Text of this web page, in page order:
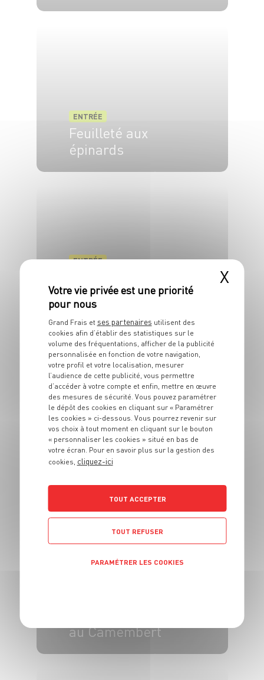
ENTRÉE
Feuilleté aux
épinards
ENTRÉE
mozzarella et aux
légumes d'été
6 pers. 20 min 20 min
ENTRÉE
Tartare d'huître
gingembre mangue
et passion
20 min
au Camembert
X
Grand Frais et ses partenaires utilisent des
cookies afin d’établir des statistiques sur le
volume des fréquentations, afficher de la publicité
personnalisée en fonction de votre navigation,
votre profil et votre localisation, mesurer
l’audience de cette publicité, vous permettre
d’accéder à votre compte et enfin, mettre en œuvre
des mesures de sécurité. Vous pouvez paramétrer
le dépôt des cookies en cliquant sur « Paramétrer
les cookies » ci-dessous. Vous pourrez revenir sur
vos choix à tout moment en cliquant sur le bouton
« personnaliser les cookies » situé en bas de
votre écran. Pour en savoir plus sur la gestion des
cookies, cliquez-ici
TOUT ACCEPTER
TOUT REFUSER
PARAMÉTRER LES COOKIES